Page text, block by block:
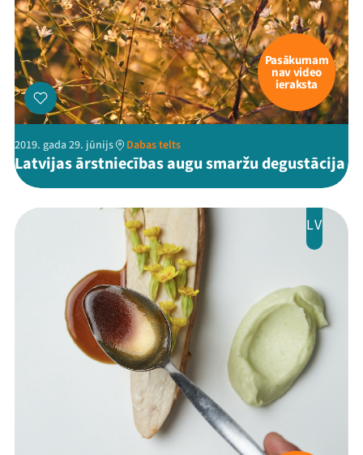
Mana programma
Festivāls
Programma
Arhīvs
Viņi bija LAMPĀ 2026
Jaunumi
Pasākumam
nav video
ieraksta
2019. gada 29. jūnijs Dabas telts
Latvijas ārstniecības augu smaržu degustācija
LV